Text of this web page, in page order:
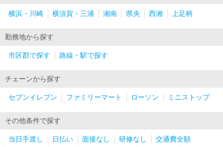
横浜・川崎 横須賀・三浦 湘南 県央 西湘 上足柄
勤務地から探す
市区郡で探す 路線・駅で探す
チェーンから探す
セブンイレブン ファミリーマート ローソン ミニストップ
その他条件で探す
当日手渡し 日払い 面接なし 研修なし
交通費全額